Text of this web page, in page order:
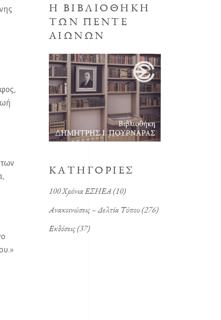
Η ΒΙΒΛΙΟΘΗΚΗ
ΤΩΝ ΠΕΝΤΕ
ΑΙΩΝΩΝ
KΑΤΗΓΟΡΙΕΣ
100 Χρόνια ΕΣΗΕΑ(10)
Ανακοινώσεις – Δελτία Τύπου(276)
Εκδόσεις(37)